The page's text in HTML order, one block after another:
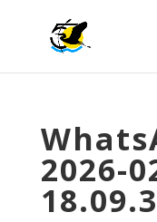
2026-